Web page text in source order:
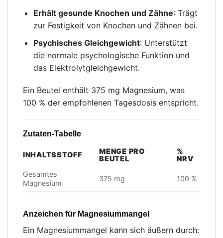
Erhält gesunde Knochen und Zähne: Trägt
zur Festigkeit von Knochen und Zähnen bei.
Psychisches Gleichgewicht: Unterstützt
die normale psychologische Funktion und
das Elektrolytgleichgewicht.
Ein Beutel enthält 375 mg Magnesium, was
100 % der empfohlenen Tagesdosis entspricht.
Zutaten-Tabelle
INHALTSSTOFF
MENGE PRO
BEUTEL
%
NRV
Gesamtes
Magnesium
375 mg 100 %
Anzeichen für Magnesiummangel
Ein Magnesiummangel kann sich äußern durch: